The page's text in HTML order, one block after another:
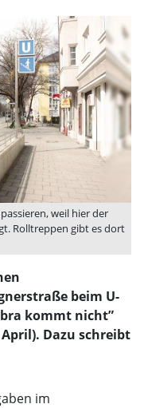
weil hier der
Rolltreppen gibt es dort
beim U-
kommt nicht”
Dazu schreibt
im